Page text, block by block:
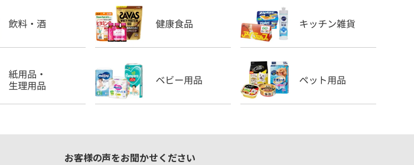
お客様の声をお聞かせください